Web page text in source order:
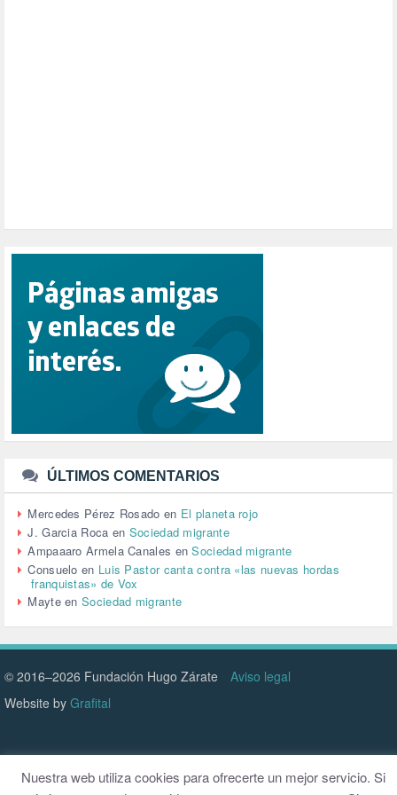
PUERTO DE VALENCIA (1)
RACISMO (1)
RELIGIÓN (114)
REPUBLICA (1)
SALUD (108)
SENSIBILIZACIÓN (576)
SINDICATOS (12)
TTIP (6)
URBANISMO (1)
URBANIZACIÓN (1)
VEJEZ (1)
VENEZUELA (3)
VENEZULA (1)
VIAJES (1)
VIOLENCIA (2)
VIOLENCIA DE GÉNERO (223)
VIVIENDA (9)
VOLODIMIR ZELENSKY (1)
ÚLTIMOS COMENTARIOS
Mercedes Pérez Rosado en El planeta rojo
J. Garcia Roca en Sociedad migrante
Ampaaaro Armela Canales enSociedad migrante
Consuelo en Luis Pastor canta contra «las nuevas hordas
franquistas» de Vox
MayteenSociedad migrante
© 2016–2026 Fundación Hugo Zárate
Aviso legal
Website by Grafital
Nuestra web utiliza cookies para ofrecerte un mejor servicio. Si